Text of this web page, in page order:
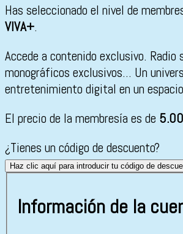
Has seleccionado el nivel de
VIVA+.
Accede a contenido exclusivo. Radio
monográficos exclusivos... Un
entretenimiento digital en un
El precio de la membresía es de
¿Tienes un código de descuento?
Haz clic aquí para introducir tu código de
Información de la